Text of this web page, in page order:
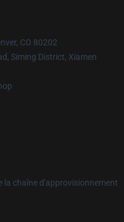
CO 80202
Siming District, Xiamen
la chaîne d'approvisionnement